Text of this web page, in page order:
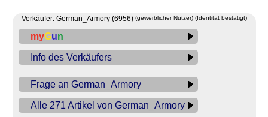
Verkäufer: German_Armory (6956) (gewerblicher Nutzer) (Identität bestätigt)
myGun
Info des Verkäufers
Frage an German_Armory
Alle 271 Artikel von German_Armory